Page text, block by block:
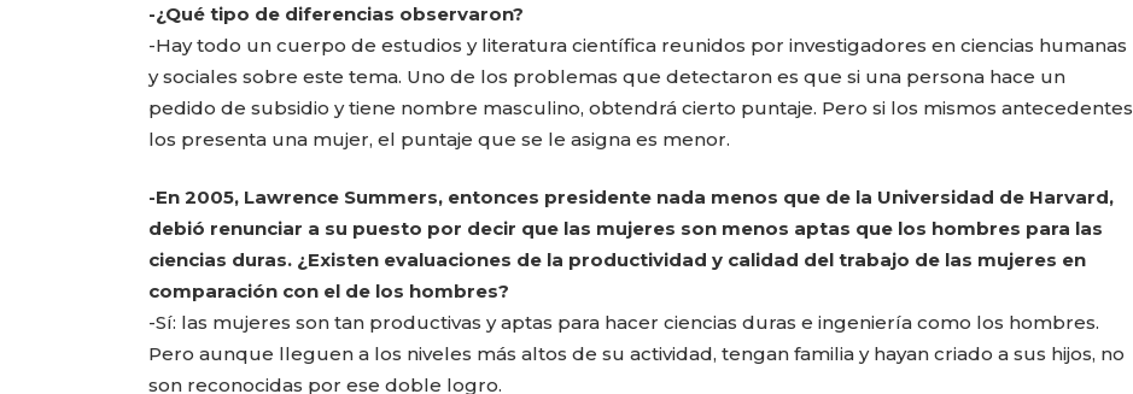
-¿Qué tipo de diferencias observaron?
-Hay todo un cuerpo de estudios y literatura científica reunidos por investigadores en ciencias humanas
y sociales sobre este tema. Uno de los problemas que detectaron es que si una persona hace un
pedido de subsidio y tiene nombre masculino, obtendrá cierto puntaje. Pero si los mismos antecedentes
los presenta una mujer, el puntaje que se le asigna es menor.
-En 2005, Lawrence Summers, entonces presidente nada menos que de la Universidad de Harvard,
debió renunciar a su puesto por decir que las mujeres son menos aptas que los hombres para las
ciencias duras. ¿Existen evaluaciones de la productividad y calidad del trabajo de las mujeres en
comparación con el de los hombres?
-Sí: las mujeres son tan productivas y aptas para hacer ciencias duras e ingeniería como los hombres.
Pero aunque lleguen a los niveles más altos de su actividad, tengan familia y hayan criado a sus hijos, no
son reconocidas por ese doble logro.
CARLA PILLA PATRICIA JACQUES